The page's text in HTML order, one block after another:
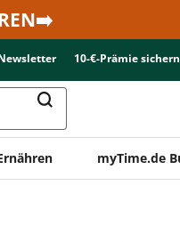
10-€-Prämie sichern
myTime.de